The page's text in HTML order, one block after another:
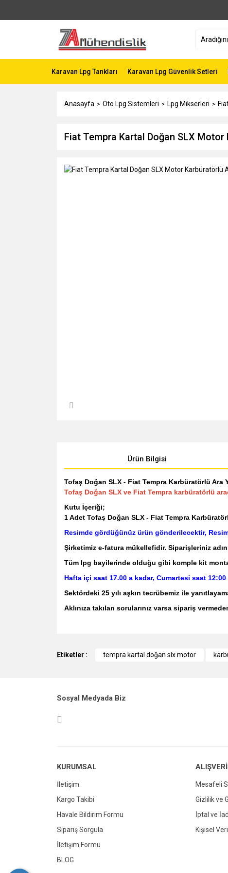
Karavan Lpg Tankları Karavan Lpg Güvenlik Setleri
Anasayfa Oto Lpg Sistemleri Lpg Mikserleri
Fiat Tempra Kartal Doğan SLX
Ürün Bilgisi
Tofaş Doğan SLX - Fiat Tempra Karbüratörlü Ara
Tofaş Doğan SLX ve Fiat Tempra karbüratörlü
Kutu İçeriği;
1 Adet Tofaş Doğan SLX - Fiat Tempra
Resimde gördüğünüz ürün gönderilecektir,
Şirketimiz e-fatura mükellefidir. Siparişleriniz
Tüm lpg bayilerinde olduğu gibi komple kit
Hafta içi saat 17.00 a kadar, Cumartesi saat
Sektördeki 25 yılı aşkın tecrübemiz ile
Aklınıza takılan sorularınız varsa sipariş
Ürün bilgilerinde hatalar bulunuyor.
Etiketler : tempra kartal doğan slx motor
Sosyal Medyada Biz
KURUMSAL
İletişim
Kargo Takibi
Havale Bildirim Formu
Sipariş Sorgula
İletişim Formu
BLOG
Mesafeli
Gizlilik ve
İptal ve
Kişisel